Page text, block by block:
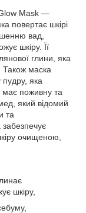
Mask —
повертає шкірі
вад,
шкіру. Її
глини, яка
маска
пудру, яка
має поживну та
який відомий
та
очищеною,
шкіру,